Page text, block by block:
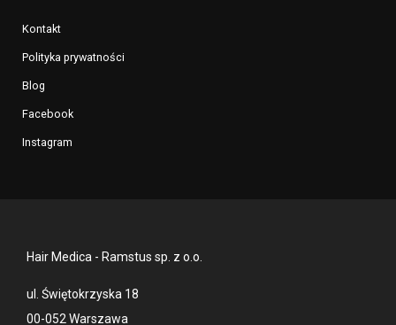
Kontakt
Polityka prywatności
Blog
Facebook
Instagram
Hair Medica - Ramstus sp. z o.o.
ul. Świętokrzyska 18
00-052 Warszawa